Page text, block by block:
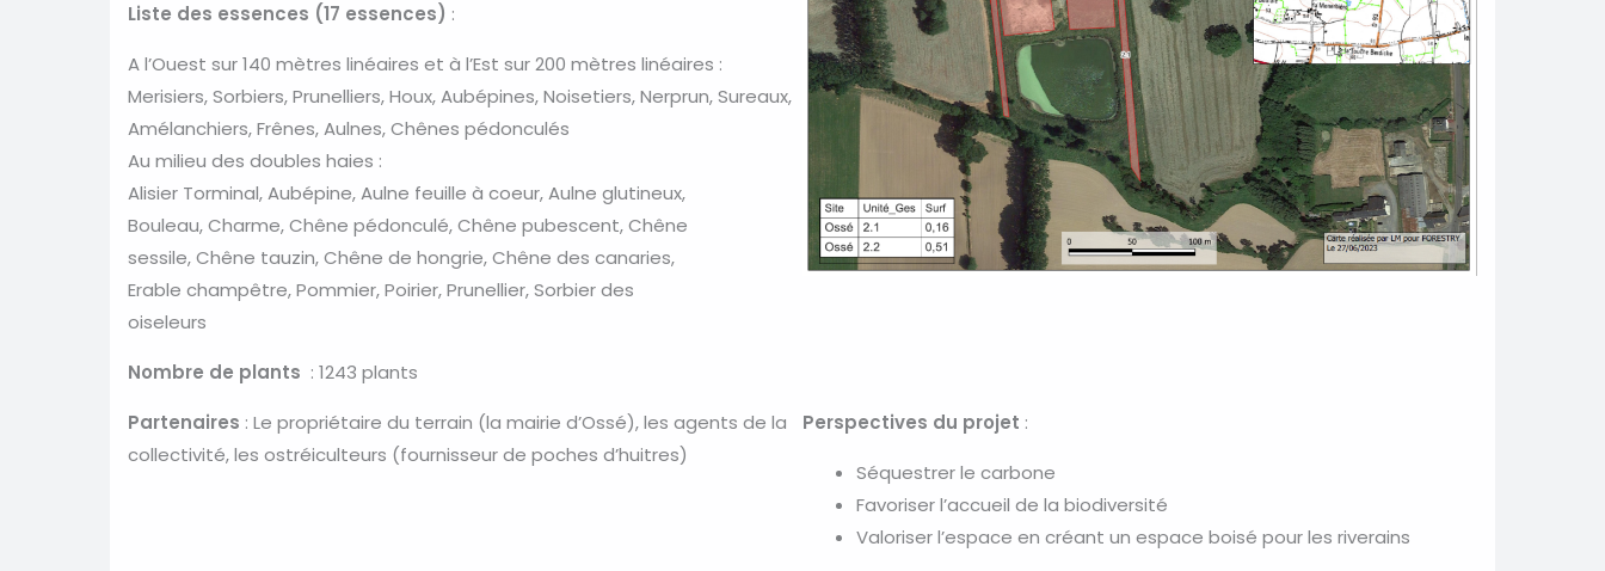
Liste des essences (17 essences) :
A l’Ouest sur 140 mètres linéaires et à l’Est sur 200 mètres linéaires :
Merisiers, Sorbiers, Prunelliers, Houx, Aubépines, Noisetiers, Nerprun, Sureaux,
Amélanchiers, Frênes, Aulnes, Chênes pédonculés
Au milieu des doubles haies :
Alisier Torminal, Aubépine, Aulne feuille à coeur, Aulne glutineux,
Bouleau, Charme, Chêne pédonculé, Chêne pubescent, Chêne
sessile, Chêne tauzin, Chêne de hongrie, Chêne des canaries,
Erable champêtre, Pommier, Poirier, Prunellier, Sorbier des
oiseleurs
Nombre de plants : 1243 plants
Partenaires : Le propriétaire du terrain (la mairie d’Ossé), les agents de la
collectivité, les ostréiculteurs (fournisseur de poches d’huitres)
Perspectives du projet :
Séquestrer le carbone
Favoriser l’accueil de la biodiversité
Valoriser l’espace en créant un espace boisé pour les riverains